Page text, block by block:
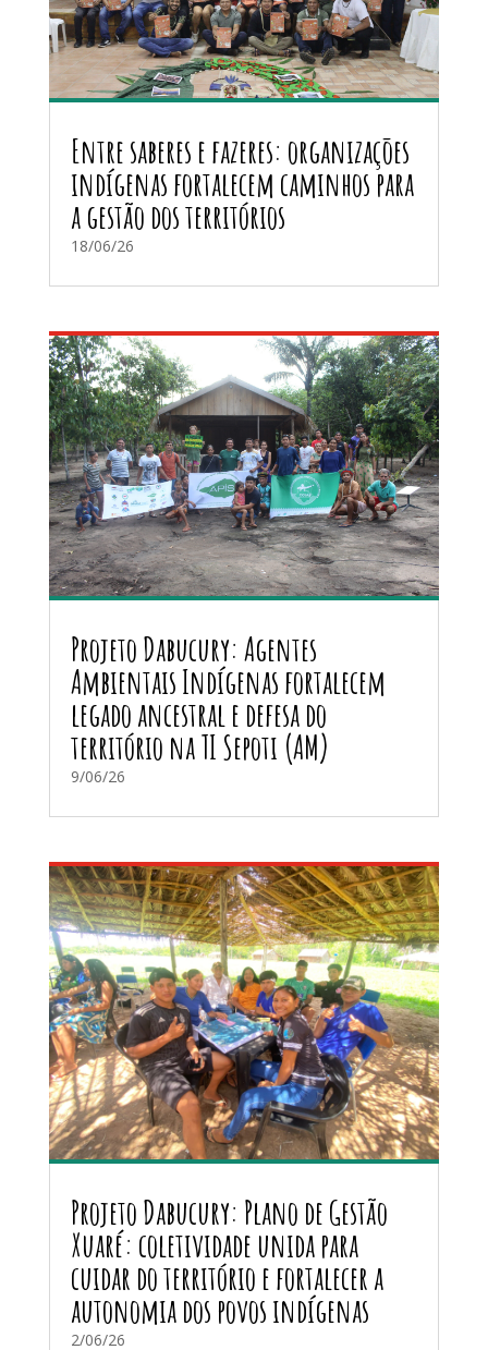
Entre saberes e fazeres: organizações
indígenas fortalecem caminhos para
a gestão dos territórios
18/06/26
Projeto Dabucury: Agentes
Ambientais Indígenas fortalecem
legado ancestral e defesa do
território na TI Sepoti (AM)
9/06/26
Projeto Dabucury: Plano de Gestão
Xuaré: coletividade unida para
cuidar do território e fortalecer a
autonomia dos povos indígenas
2/06/26